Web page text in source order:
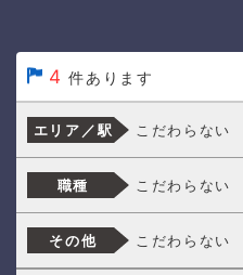
4 件あります
エリア／駅 こだわらない
職種 こだわらない
その他 こだわらない